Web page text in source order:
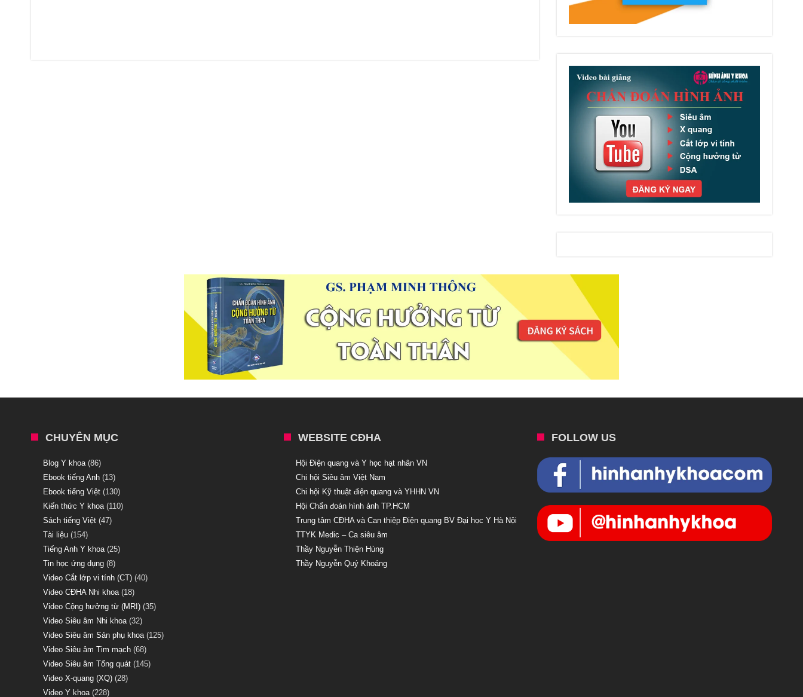
CHUYÊN MỤC
Blog Y khoa (86)
Ebook tiếng Anh (13)
Ebook tiếng Việt (130)
Kiến thức Y khoa (110)
Sách tiếng Việt (47)
Tài liệu (154)
Tiếng Anh Y khoa (25)
Tin học ứng dụng (8)
Video Cắt lớp vi tính (CT) (40)
Video CĐHA Nhi khoa (18)
Video Cộng hưởng từ (MRI) (35)
Video Siêu âm Nhi khoa (32)
Video Siêu âm Sản phụ khoa (125)
Video Siêu âm Tim mạch (68)
Video Siêu âm Tổng quát (145)
Video X-quang (XQ) (28)
Video Y khoa (228)
WEBSITE CĐHA
Hội Điện quang và Y học hạt nhân VN
Chi hội Siêu âm Việt Nam
Chi hội Kỹ thuật điện quang và YHHN VN
Hội Chẩn đoán hình ảnh TP.HCM
Trung tâm CĐHA và Can thiệp Điện quang BV Đại học Y Hà Nội
TTYK Medic – Ca siêu âm
Thầy Nguyễn Thiện Hùng
Thầy Nguyễn Quý Khoáng
FOLLOW US